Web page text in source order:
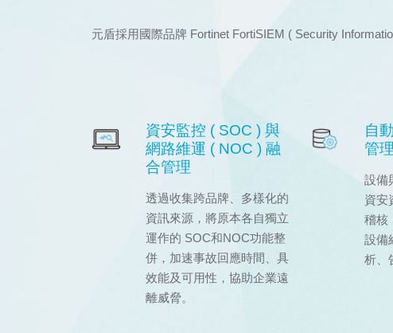
元盾採用國際品牌 Fortinet FortiSIEM ( Security
資安監控 ( SOC ) 與
網路維運 ( NOC ) 融
合管理
透過收集跨品牌、多樣化的
資訊來源，將原本各自獨立
運作的 SOC和NOC功能整
併，加速事故回應時間、具
效能及可用性，協助企業遠
離威脅。
自
管
設備
資安
稽核
設備
析、